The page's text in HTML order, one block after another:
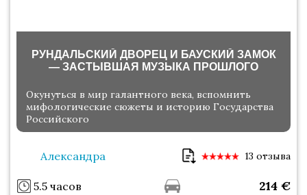
РУНДАЛЬСКИЙ ДВОРЕЦ И БАУСКИЙ ЗАМОК
— ЗАСТЫВШАЯ МУЗЫКА ПРОШЛОГО
Окунуться в мир галантного века, вспомнить
мифологические сюжеты и историю Государства
Российского
Александра 13 отзыва
5.5 часов 214 €